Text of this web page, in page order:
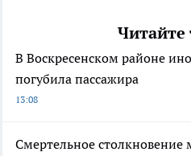
Читайте
В Воскресенском районе
погубила пассажира
13:08
Смертельное столкновение